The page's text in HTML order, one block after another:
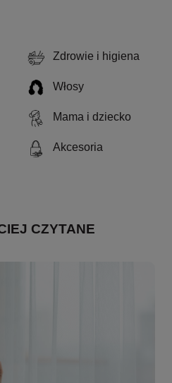
Zdrowie i higiena
Włosy
Mama i dziecko
Akcesoria
CZYTANE